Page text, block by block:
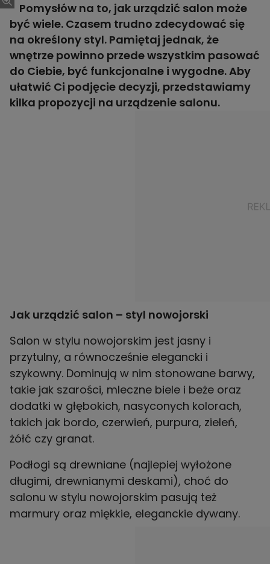
Pomysłów na to, jak urządzić salon może
być wiele. Czasem trudno zdecydować się
na określony styl. Pamiętaj jednak, że
wnętrze powinno przede wszystkim pasować
do Ciebie, być funkcjonalne i wygodne. Aby
ułatwić Ci podjęcie decyzji, przedstawiamy
kilka propozycji na urządzenie salonu.
Jak urządzić salon – styl nowojorski
Salon w stylu nowojorskim jest jasny i
przytulny, a równocześnie elegancki i
szykowny. Dominują w nim stonowane barwy,
takie jak szarości, mleczne biele i beże oraz
dodatki w głębokich, nasyconych kolorach,
takich jak bordo, czerwień, purpura, zieleń,
żółć czy granat.
Podłogi są drewniane (najlepiej wyłożone
długimi, drewnianymi deskami), choć do
salonu w stylu nowojorskim pasują też
marmury oraz miękkie, eleganckie dywany.